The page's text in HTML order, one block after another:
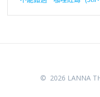
© 2026 LANNA